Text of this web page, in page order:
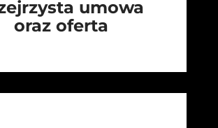
umowa
oraz oferta